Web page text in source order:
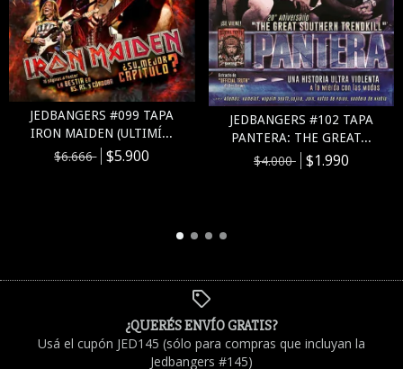
JEDBANGERS #099 TAPA
IRON MAIDEN (ULTIMÍ...
$6.666 $5.900
JEDBANGERS #102 TAPA
PANTERA: THE GREAT...
$4.000 $1.990
¿QUERÉS ENVÍO GRATIS?
Usá el cupón JED145 (sólo para compras que incluyan la
Jedbangers #145)